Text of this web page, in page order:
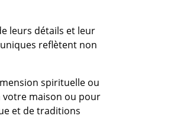
leurs détails et leur
reflètent non
spirituelle ou
votre maison ou pour
et de traditions